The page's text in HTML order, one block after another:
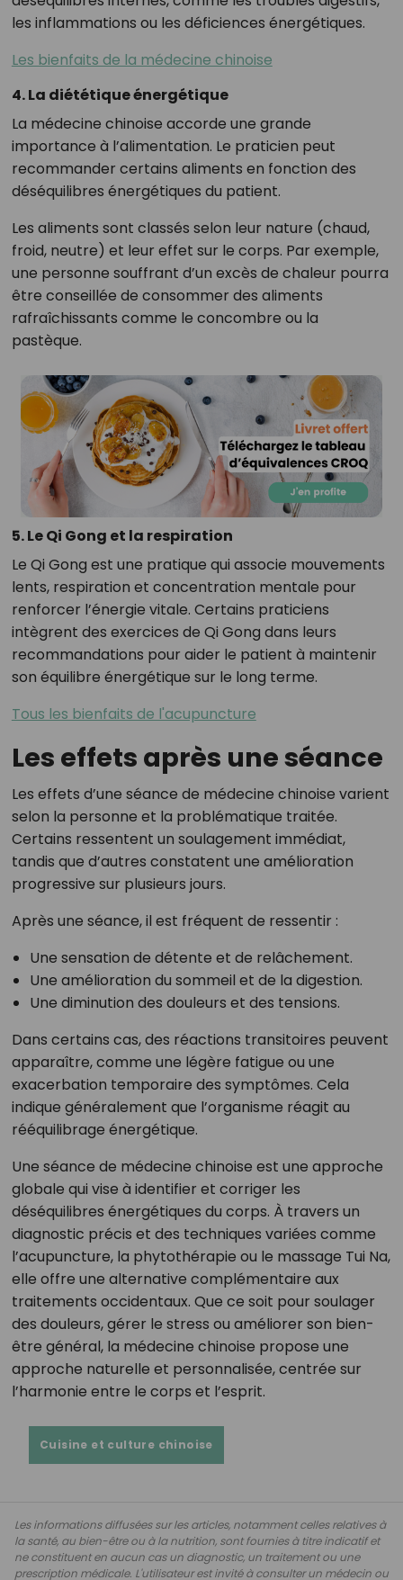
les inflammations ou les déficiences énergétiques.
Les bienfaits de la médecine chinoise
4. La diététique énergétique
La médecine chinoise accorde une grande
importance à l’alimentation. Le praticien peut
recommander certains aliments en fonction des
déséquilibres énergétiques du patient.
Les aliments sont classés selon leur nature (chaud,
froid, neutre) et leur effet sur le corps. Par exemple,
une personne souffrant d’un excès de chaleur pourra
être conseillée de consommer des aliments
rafraîchissants comme le concombre ou la
pastèque.
5. Le Qi Gong et la respiration
Le Qi Gong est une pratique qui associe mouvements
lents, respiration et concentration mentale pour
renforcer l’énergie vitale. Certains praticiens
intègrent des exercices de Qi Gong dans leurs
recommandations pour aider le patient à maintenir
son équilibre énergétique sur le long terme.
Tous les bienfaits de l'acupuncture
Les effets après une séance
Les effets d’une séance de médecine chinoise varient
selon la personne et la problématique traitée.
Certains ressentent un soulagement immédiat,
tandis que d’autres constatent une amélioration
progressive sur plusieurs jours.
Après une séance, il est fréquent de ressentir :
Une sensation de détente et de relâchement.
Une amélioration du sommeil et de la digestion.
Une diminution des douleurs et des tensions.
Dans certains cas, des réactions transitoires peuvent
apparaître, comme une légère fatigue ou une
exacerbation temporaire des symptômes. Cela
indique généralement que l’organisme réagit au
rééquilibrage énergétique.
Une séance de médecine chinoise est une approche
globale qui vise à identifier et corriger les
déséquilibres énergétiques du corps. À travers un
diagnostic précis et des techniques variées comme
l’acupuncture, la phytothérapie ou le massage Tui Na,
elle offre une alternative complémentaire aux
traitements occidentaux. Que ce soit pour soulager
des douleurs, gérer le stress ou améliorer son bien-
être général, la médecine chinoise propose une
approche naturelle et personnalisée, centrée sur
l’harmonie entre le corps et l’esprit.
Cuisine et culture chinoise
Les informations diffusées sur les articles, notamment celles relatives à
la santé, au bien-être ou à la nutrition, sont fournies à titre indicatif et
ne constituent en aucun cas un diagnostic, un traitement ou une
prescription médicale. L'utilisateur est invité à consulter un médecin ou